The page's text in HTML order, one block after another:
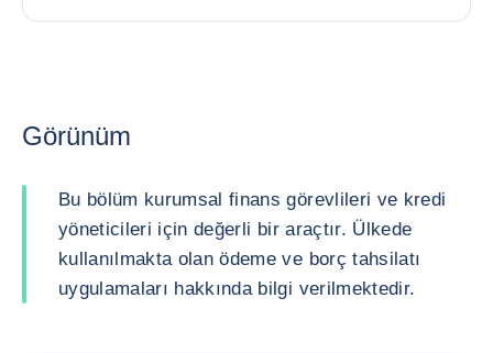
Görünüm
Bu bölüm kurumsal finans görevlileri ve kredi
yöneticileri için değerli bir araçtır. Ülkede
kullanılmakta olan ödeme ve borç tahsilatı
uygulamaları hakkında bilgi verilmektedir.